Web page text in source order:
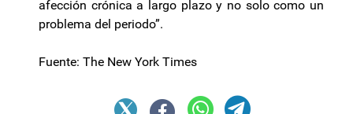
afección crónica a largo plazo y no solo como un
problema del periodo”.
Fuente: The New York Times